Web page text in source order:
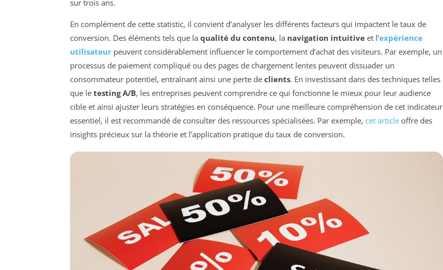
sur trois ans.
En complément de cette statistic, il convient d’analyser les différents facteurs qui impactent le taux de
conversion. Des éléments tels que la qualité du contenu, la navigation intuitive et l’expérience
utilisateur peuvent considérablement influencer le comportement d’achat des visiteurs. Par exemple, un
processus de paiement compliqué ou des pages de chargement lentes peuvent dissuader un
consommateur potentiel, entraînant ainsi une perte de clients. En investissant dans des techniques telles
que le testing A/B, les entreprises peuvent comprendre ce qui fonctionne le mieux pour leur audience
cible et ainsi ajuster leurs stratégies en conséquence. Pour une meilleure compréhension de cet indicateur
essentiel, il est recommandé de consulter des ressources spécialisées. Par exemple, cet article offre des
insights précieux sur la théorie et l’application pratique du taux de conversion.